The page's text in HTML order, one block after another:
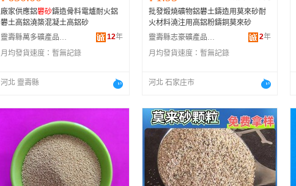
廠家供應鋁礬砂鑄造骨料電爐耐火鋁
礬土高鋁澆築混凝土高鋁砂
靈壽縣萬多礦產品加工有限公司
12年
月均發貨速度： 暫無記錄
河北 靈壽縣
批發煅燒礦物鋁礬土鑄造用莫來砂耐
火材料澆注用高鋁粉鑄銅莫來砂
靈壽縣志豪礦產品加工廠
2年
月均發貨速度： 暫無記錄
河北 石家庄市